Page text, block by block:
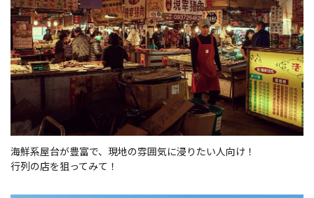
海鮮系屋台が豊富で、現地の雰囲気に浸りたい人向け！
行列の店を狙ってみて！